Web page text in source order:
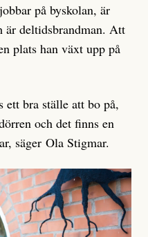
på byskolan, är
deltidsbrandman. Att
plats han växt upp på
ett bra ställe att bo på,
och det finns en
säger Ola Stigmar.